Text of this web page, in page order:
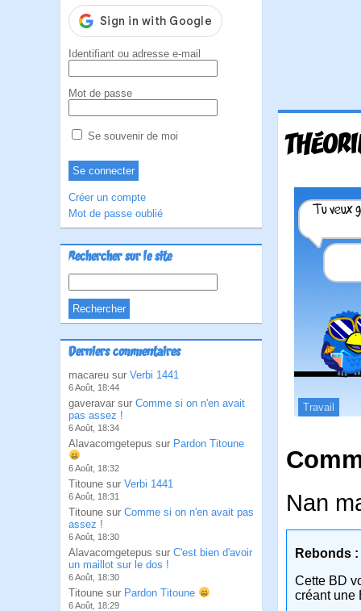
Identifiant ou adresse e-mail
Mot de passe
Se souvenir de moi
Créer un compte
Mot de passe oublié
Rechercher sur le site
Derniers commentaires
macareu sur Verbi 1441
6 Août, 18:44
gaveravar sur Comme si on n'en avait
pas assez !
6 Août, 18:34
Alavacomgetepus sur Pardon Titoune
6 Août, 18:32
Titoune sur Verbi 1441
6 Août, 18:31
Titoune sur Comme si on n'en avait pas
assez !
6 Août, 18:30
Alavacomgetepus sur C'est bien d'avoir
un maillot sur le dos !
6 Août, 18:30
Titoune sur Pardon Titoune
6 Août, 18:29
Travail
Nan
Rebonds :
Cette BD
créant une